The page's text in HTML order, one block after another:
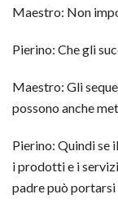
Maestro: Non
Pierino: Che gli
Maestro: Gli
possono anche
Pierino: Quindi se
i prodotti e i
padre può portarsi